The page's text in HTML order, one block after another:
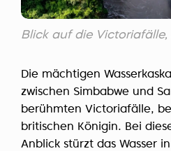
Blick auf die Victoriafälle,
Die mächtigen
zwischen Simbabwe und
berühmten Victoriafälle,
britischen Königin. Bei
Anblick stürzt das Wasser